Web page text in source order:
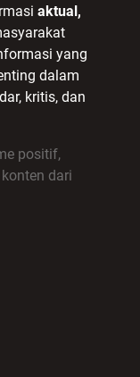
aktual,
yang
dalam
kritis, dan
positif,
dari